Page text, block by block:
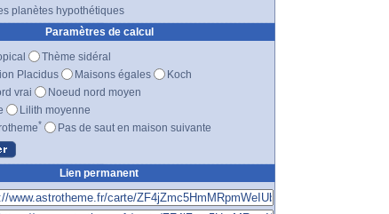
planètes hypothétiques
Paramètres de calcul
Thème sidéral
Placidus
Maisons égales
Koch
vrai
Noeud nord moyen
Lilith moyenne
* Pas de saut en maison suivante
Lien permanent